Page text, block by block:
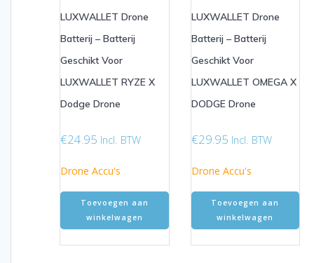
LUXWALLET Drone
Batterij – Batterij
Geschikt Voor
LUXWALLET RYZE X
Dodge Drone
€24.95 Incl. BTW
Drone Accu's
Toevoegen aan
winkelwagen
LUXWALLET Drone
Batterij – Batterij
Geschikt Voor
LUXWALLET OMEGA X
DODGE Drone
€29.95 Incl. BTW
Drone Accu's
Toevoegen aan
winkelwagen